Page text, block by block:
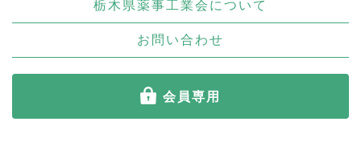
栃木県薬事工業会について
お問い合わせ
会員専用